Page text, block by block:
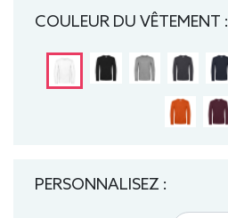
COULEUR DU VÊTEMENT :
PERSONNALISEZ :